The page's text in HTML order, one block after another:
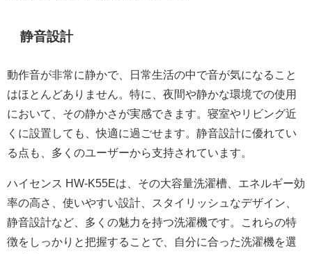
静音設計
動作音が非常に静かで、日常生活の中で音が気になること
はほとんどありません。特に、夜間や静かな環境での使用
において、その静かさが実感できます。寝室やリビング近
くに設置しても、快適に過ごせます。静音設計に優れてい
る点も、多くのユーザーから支持されています。
ハイセンス HW-K55Eは、その大容量洗濯槽、エネルギー効
率の高さ、使いやすい設計、スタイリッシュなデザイン、
静音設計など、多くの魅力を持つ洗濯機です。これらの特
徴をしっかりと把握することで、自分に合った洗濯機を選